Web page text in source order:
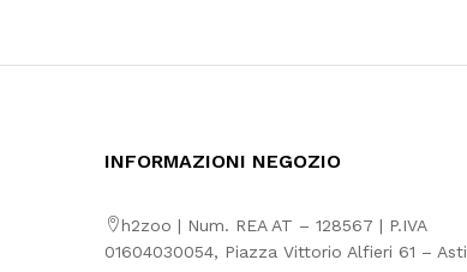
INFORMAZIONI NEGOZIO
h2zoo | Num. REA AT – 128567 | P.IVA
01604030054, Piazza Vittorio Alfieri 61 – Asti